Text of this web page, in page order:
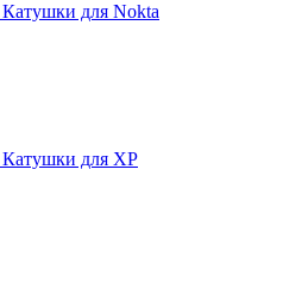
Катушки для Nokta
Катушки для ХР